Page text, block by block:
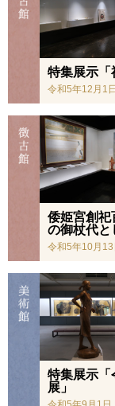
特集展示「
令和5年12月1
倭姫宮創祀
の御杖代と
令和5年10月13
特集展示「
展」